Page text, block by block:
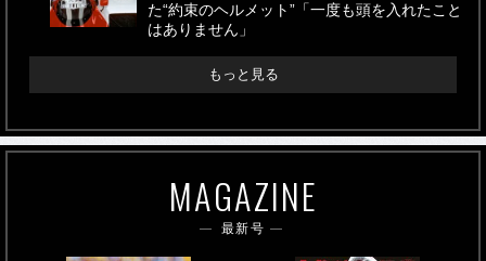
た“約束のヘルメット”「一度も頭を入れたこと
はありません」
もっと見る
MAGAZINE
最新号